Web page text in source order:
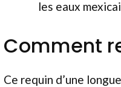
les eaux
Comment
Ce requin d’une